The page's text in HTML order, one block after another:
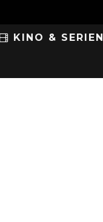
KINO & SERIEN